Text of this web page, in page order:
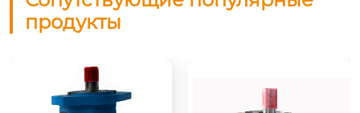
продукты